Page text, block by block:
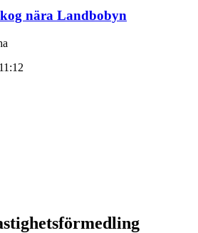
nära Landbobyn